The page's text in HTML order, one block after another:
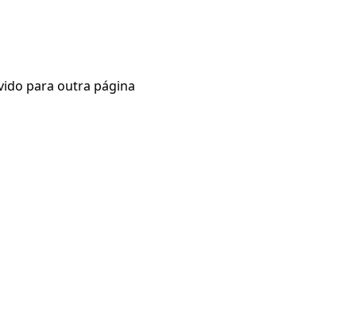
para outra página